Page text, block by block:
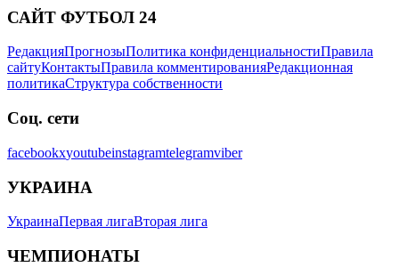
САЙТ ФУТБОЛ 24
РедакцияПрогнозыПолитика конфиденциальностиПравила
сайтуКонтактыПравила комментированияРедакционная
политикаСтруктура собственности
Соц. сети
facebookxyoutubeinstagramtelegramviber
УКРАИНА
УкраинаПервая лигаВторая лига
ЧЕМПИОНАТЫ